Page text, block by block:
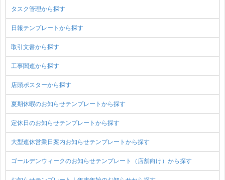
タスク管理から探す
日報テンプレートから探す
取引文書から探す
工事関連から探す
店頭ポスターから探す
夏期休暇のお知らせテンプレートから探す
定休日のお知らせテンプレートから探す
大型連休営業日案内お知らせテンプレートから探す
ゴールデンウィークのお知らせテンプレート（店舗向け）から探す